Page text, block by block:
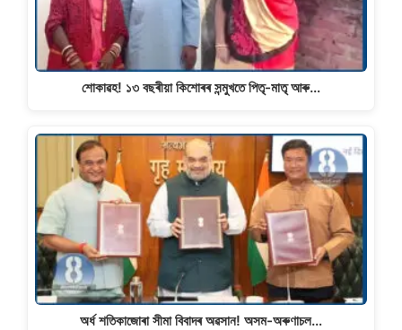
শােকাৱহ! ১৩ বছৰীয়া কিশােৰৰ সন্মুখতে পিতৃ-মাতৃ আৰু…
অৰ্ধ শতিকাজোৰা সীমা বিবাদৰ অৱসান! অসম-অৰুণাচল…